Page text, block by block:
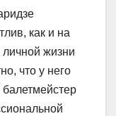
как и на
жизни
что у него